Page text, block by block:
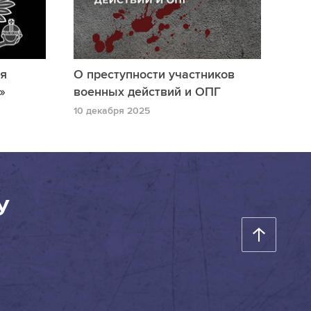
О преступности участников
военных действий и ОПГ
10 декабря 2025